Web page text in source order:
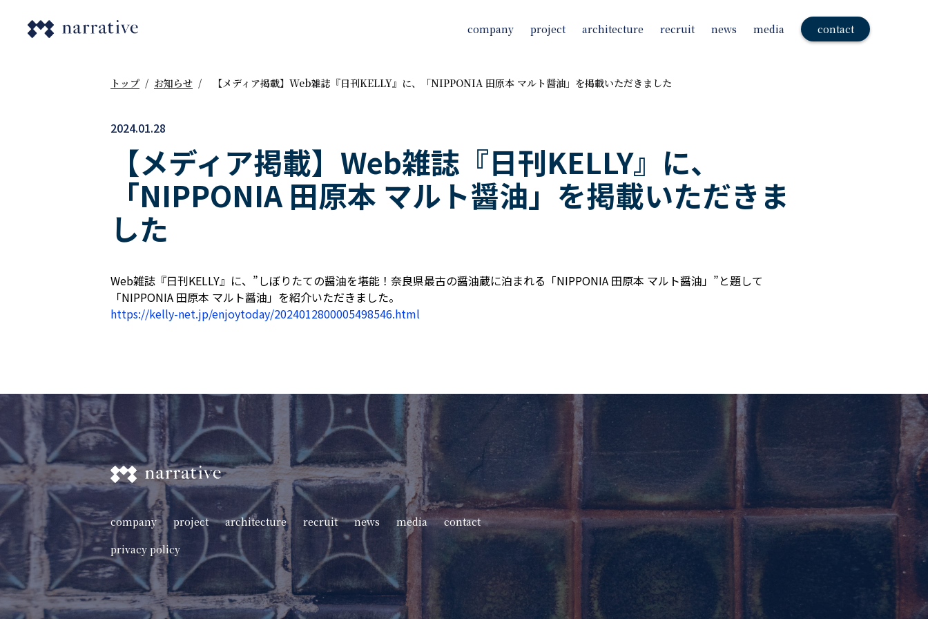
company project architecture recruit news media contact
トップ / お知らせ / 【メディア掲載】Web雑誌『日刊KELLY』に、「NIPPONIA 田原本 マルト醤油」を掲載いただきました
2024.01.28
【メディア掲載】Web雑誌『日刊KELLY』に、
「NIPPONIA 田原本 マルト醤油」を掲載いただきま
した
Web雑誌『日刊KELLY』に、”しぼりたての醤油を堪能！奈良県最古の醤油蔵に泊まれる「NIPPONIA 田原本 マルト醤油」”と題して
「NIPPONIA 田原本 マルト醤油」を紹介いただきました。
https://kelly-net.jp/enjoytoday/2024012800005498546.html
company project architecture recruit news media
contact
privacy policy